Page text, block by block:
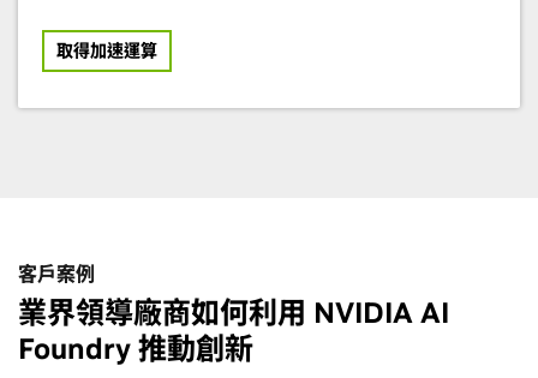
取得加速運算
客戶案例
業界領導廠商如何利用 NVIDIA AI
Foundry 推動創新